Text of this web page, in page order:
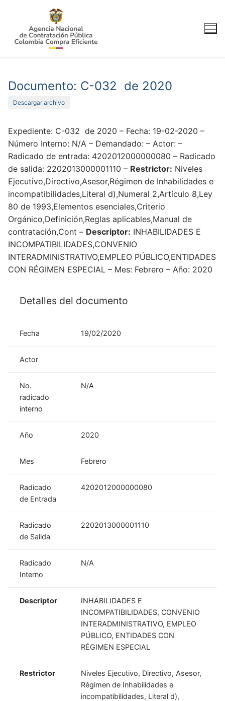
contenido
Documento: C-032 de 2020
Descargar archivo
Expediente: C-032 de 2020 – Fecha: 19-02-2020 –
Número Interno: N/A – Demandado: – Actor: –
Radicado de entrada: 4202012000000080 – Radicado
de salida: 2202013000001110 – Restrictor: Niveles
Ejecutivo,Directivo,Asesor,Régimen de Inhabilidades e
incompatibilidades,Literal d),Numeral 2,Artículo 8,Ley
80 de 1993,Elementos esenciales,Criterio
Orgánico,Definición,Reglas aplicables,Manual de
contratación,Cont – Descriptor: INHABILIDADES E
INCOMPATIBILIDADES,CONVENIO
INTERADMINISTRATIVO,EMPLEO PÚBLICO,ENTIDADES
CON RÉGIMEN ESPECIAL – Mes: Febrero – Año: 2020
Detalles del documento
Fecha 19/02/2020
Actor
No.
radicado
interno
N/A
Año 2020
Mes Febrero
Radicado
de Entrada
4202012000000080
Radicado
de Salida
2202013000001110
Radicado
Interno
N/A
Descriptor
INHABILIDADES E
INCOMPATIBILIDADES, CONVENIO
INTERADMINISTRATIVO, EMPLEO
PÚBLICO, ENTIDADES CON
RÉGIMEN ESPECIAL
Restrictor
Niveles Ejecutivo, Directivo, Asesor,
Régimen de Inhabilidades e
incompatibilidades, Literal d),